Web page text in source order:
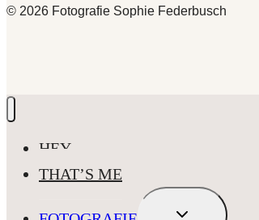
© 2026 Fotografie Sophie Federbusch
HEY
THAT’S ME
UNTERMENÜ